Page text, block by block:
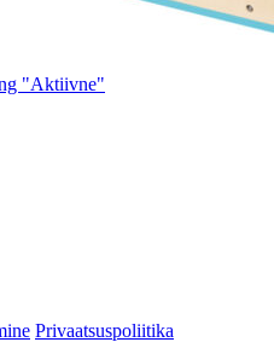
"Aktiivne"
Privaatsuspoliitika